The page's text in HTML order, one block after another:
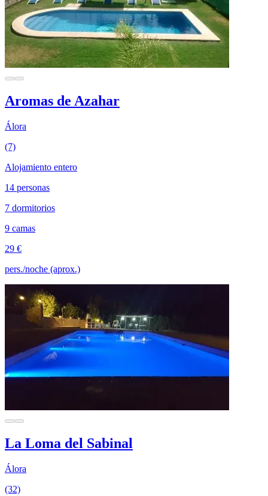
Aromas de Azahar
Álora
(7)
Alojamiento entero
14 personas
7 dormitorios
9 camas
29 €
pers./noche (aprox.)
La Loma del Sabinal
Álora
(32)